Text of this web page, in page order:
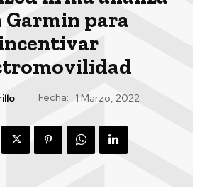
Garmin para
Fecha: 1 Marzo, 2022